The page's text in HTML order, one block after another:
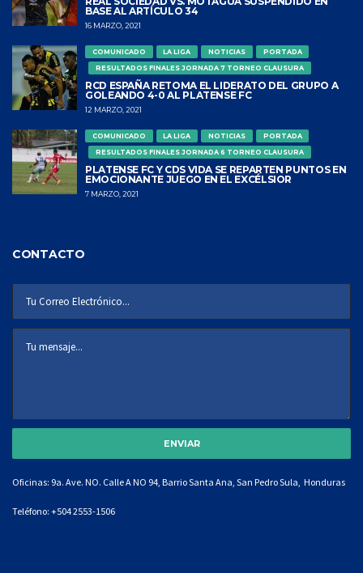
BASE AL ARTÍCULO 34
16 MARZO, 2021
COMUNICADO LA LIGA NOTICIAS
PORTADA
RESULTADOS FINALES JORNADA 7 TORNEO CLAUSURA
RCD ESPAÑA RETOMA EL LIDERATO DEL GRUPO A
GOLEANDO 4-0 AL PLATENSE FC
12 MARZO, 2021
COMUNICADO LA LIGA NOTICIAS
PORTADA
RESULTADOS FINALES JORNADA 6 TORNEO CLAUSURA
PLATENSE FC Y CDS VIDA SE REPARTEN PUNTOS EN
EMOCIONANTE JUEGO EN EL EXCÉLSIOR
7 MARZO, 2021
CONTACTO
Oficinas: 9a. Ave. NO. Calle A NO 94, Barrio Santa Ana, San Pedro Sula, Honduras
Teléfono: +504 2553-1506